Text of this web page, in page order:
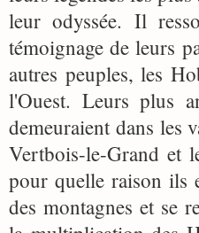
leur odyssée. Il
témoignage de leurs
autres peuples, les
l'Ouest. Leurs plus
demeuraient dans les
Vertbois-le-Grand et
pour quelle raison ils
des montagnes et se